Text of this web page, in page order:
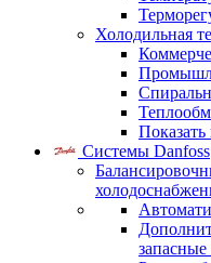
Холодильная
Показать
Системы Danfoss
запасные